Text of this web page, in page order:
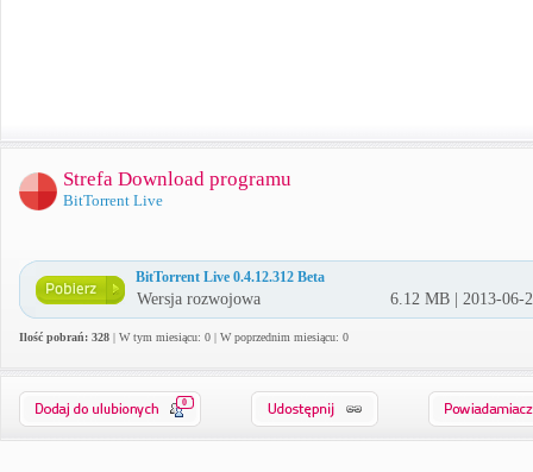
Strefa Download programu
BitTorrent Live
BitTorrent Live 0.4.12.312 Beta
Wersja rozwojowa 6.12 MB | 2013-06-
Ilość pobrań: 328 | W tym miesiącu: 0 | W poprzednim miesiącu: 0
0